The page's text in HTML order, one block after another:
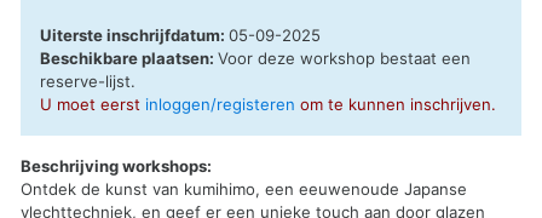
Uiterste inschrijfdatum:05-09-2025
Beschikbare plaatsen:Voor deze workshop bestaat een
reserve-lijst.
U moet eerst inloggen/registeren om te kunnen inschrijven.
Beschrijving workshops:
Ontdek de kunst van kumihimo, een eeuwenoude Japanse
vlechttechniek, en geef er een unieke touch aan door glazen